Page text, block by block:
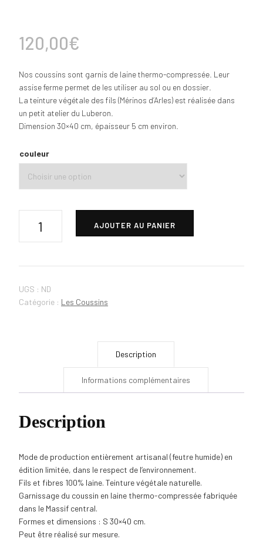
120,00€
Nos coussins sont garnis de laine thermo-compressée. Leur
assise ferme permet de les utiliser au sol ou en dossier.
La teinture végétale des fils (Mérinos d’Arles) est réalisée dans
un petit atelier du Luberon.
Dimension 30×40 cm, épaisseur 5 cm environ.
couleur
AJOUTER AU PANIER
UGS : ND
Catégorie : Les Coussins
Description
Informations complémentaires
Description
Mode de production entièrement artisanal (feutre humide) en
édition limitée, dans le respect de l’environnement.
Fils et fibres 100% laine. Teinture végétale naturelle.
Garnissage du coussin en laine thermo-compressée fabriquée
dans le Massif central.
Formes et dimensions : S 30×40 cm.
Peut être réalisé sur mesure.